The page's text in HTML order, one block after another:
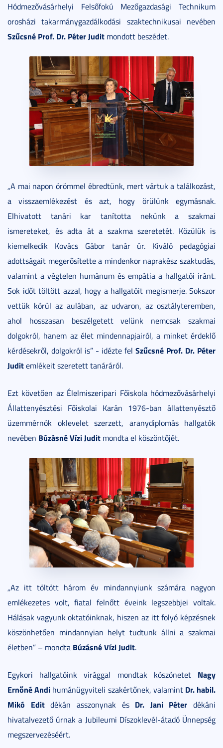
Hódmezővásárhelyi Felsőfokú Mezőgazdasági Technikum
orosházi takarmánygazdálkodási szaktechnikusai nevében
Szűcsné Prof. Dr. Péter Judit mondott beszédet.
„A mai napon örömmel ébredtünk, mert vártuk a találkozást,
a visszaemlékezést és azt, hogy örülünk egymásnak.
Elhivatott tanári kar tanította nekünk a szakmai
ismereteket, és adta át a szakma szeretetét. Közülük is
kiemelkedik Kovács Gábor tanár úr. Kiváló pedagógiai
adottságait megerősítette a mindenkor naprakész szaktudás,
valamint a végtelen humánum és empátia a hallgatói iránt.
Sok időt töltött azzal, hogy a hallgatóit megismerje. Sokszor
vettük körül az aulában, az udvaron, az osztályteremben,
ahol hosszasan beszélgetett velünk nemcsak szakmai
dolgokról, hanem az élet mindennapjairól, a minket érdeklő
kérdésekről, dolgokról is” - idézte fel Szűcsné Prof. Dr. Péter
Juditemlékeit szeretett tanáráról.
Ezt követően az Élelmiszeripari Főiskola hódmezővásárhelyi
Állattenyésztési Főiskolai Karán 1976-ban állattenyésztő
üzemmérnök oklevelet szerzett, aranydiplomás hallgatók
nevében Búzásné Vízi Judit mondta el köszöntőjét.
„Az itt töltött három év mindannyiunk számára nagyon
emlékezetes volt, fiatal felnőtt éveink legszebbjei voltak.
Hálásak vagyunk oktatóinknak, hiszen az itt folyó képzésnek
köszönhetően mindannyian helyt tudtunk állni a szakmai
életben” – mondta Búzásné Vízi Judit.
Egykori hallgatóink virággal mondtak köszönetet Nagy
Ernőné Andi humánügyviteli szakértőnek, valamint Dr. habil.
Mikó Editdékán asszonynak és Dr. Jani Péter dékáni
hivatalvezető úrnak a Jubileumi Díszoklevél-átadó Ünnepség
megszervezéséért.